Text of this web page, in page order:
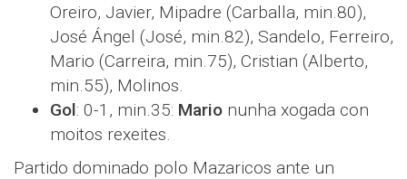
Oreiro, Javier, Mipadre (Carballa, min.80),
José Ángel (José, min.82), Sandelo, Ferreiro,
Mario (Carreira, min.75), Cristian (Alberto,
min.55), Molinos.
Gol: 0-1, min.35: Mario nunha xogada con
moitos rexeites.
Partido dominado polo Mazaricos ante un